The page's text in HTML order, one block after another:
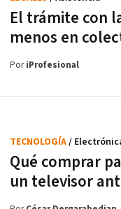
El trámite con
menos en
PoriProfesional
Qué comprar
un televisor
TECNOLOGÍA/